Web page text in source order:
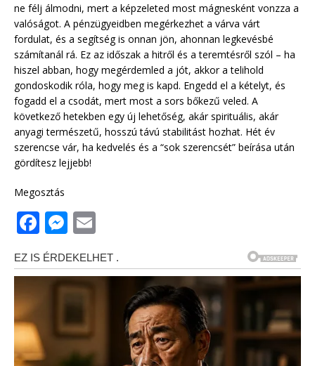
ne félj álmodni, mert a képzeleted most mágnesként vonzza a
valóságot. A pénzügyeidben megérkezhet a várva várt
fordulat, és a segítség is onnan jön, ahonnan legkevésbé
számítanál rá. Ez az időszak a hitről és a teremtésről szól – ha
hiszel abban, hogy megérdemled a jót, akkor a telihold
gondoskodik róla, hogy meg is kapd. Engedd el a kételyt, és
fogadd el a csodát, mert most a sors bőkezű veled. A
következő hetekben egy új lehetőség, akár spirituális, akár
anyagi természetű, hosszú távú stabilitást hozhat. Hét év
szerencse vár, ha kedvelés és a “sok szerencsét” beírása után
gördítesz lejjebb!
Megosztás
F
a
c
e
o
o
M
ss
e
n
g
e
ai